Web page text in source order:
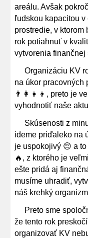
areálu. Avšak
ľudskou kapacitou
prostredie, v ktorom
rok potiahnuť v
vytvorenia finančnej
Organizáciu KV
na úkor pracovných
👨‍👩‍👧‍👦, preto je
vyhodnotiť naše
Skúsenosti z
ideme priďaleko na
je uspokojivý 😔 a
🔥, z ktorého je
ešte pridá aj
musíme uhradiť,
náš krehký
Preto sme
že tento rok
organizovať KV